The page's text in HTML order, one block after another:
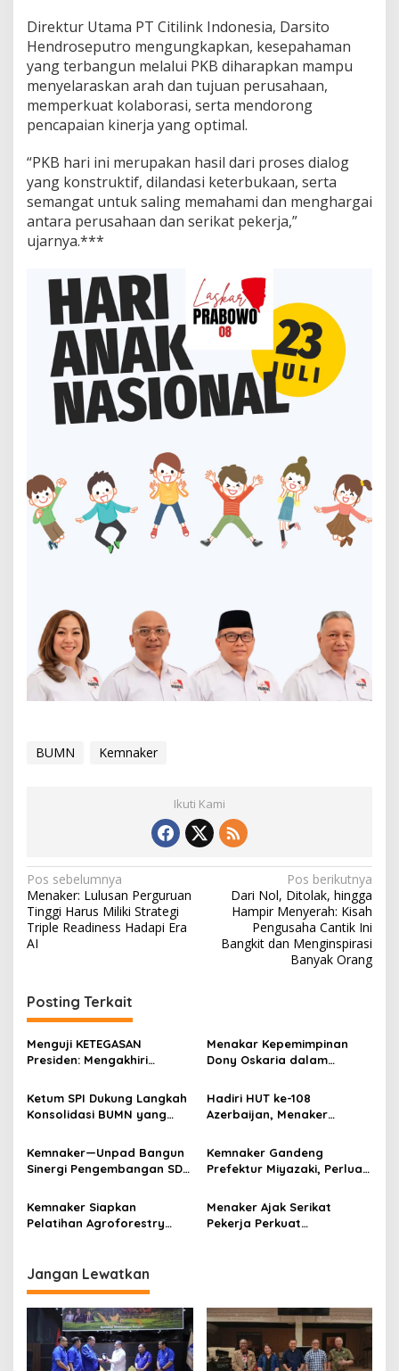
Direktur Utama PT Citilink Indonesia, Darsito
Hendroseputro mengungkapkan, kesepahaman
yang terbangun melalui PKB diharapkan mampu
menyelaraskan arah dan tujuan perusahaan,
memperkuat kolaborasi, serta mendorong
pencapaian kinerja yang optimal.
“PKB hari ini merupakan hasil dari proses dialog
yang konstruktif, dilandasi keterbukaan, serta
semangat untuk saling memahami dan menghargai
antara perusahaan dan serikat pekerja,”
ujarnya.***
BUMN Kemnaker
Ikuti Kami
N
a
v
i
a
s
i
o
Pos sebelumnya
Menaker: Lulusan Perguruan
Tinggi Harus Miliki Strategi
Triple Readiness Hadapi Era
AI
Pos berikutnya
Dari Nol, Ditolak, hingga
Hampir Menyerah: Kisah
Pengusaha Cantik Ini
Bangkit dan Menginspirasi
Banyak Orang
Posting Terkait
​Menguji KETEGASAN
Presiden: Mengakhiri
Korupsi BUMN dan Rivalitas
Aparat
Menakar Kepemimpinan
Dony Oskaria dalam
Berkelas Dunia
Ketum SPI Dukung Langkah
Konsolidasi BUMN yang
Hadiri HUT ke-108
Azerbaijan, Menaker
Sama Ketenagakerjaan
Kemnaker—Unpad Bangun
Sinergi Pengembangan SDM
Kemnaker Gandeng
Prefektur Miyazaki, Perluas
Magang Teknis ke Jepang
Kemnaker Siapkan
Pelatihan Agroforestry
Menaker Ajak Serikat
Pekerja Perkuat
Jangan Lewatkan